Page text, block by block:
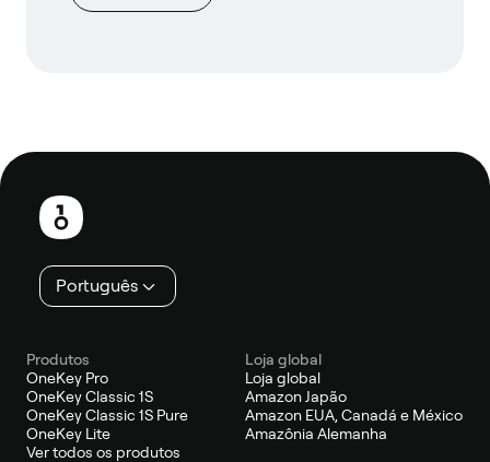
Rodapé
Português
Produtos
OneKey Pro
OneKey Classic 1S
OneKey Classic 1S Pure
OneKey Lite
Ver todos os produtos
Loja global
Loja global
Amazon Japão
Amazon EUA, Canadá e México
Amazônia Alemanha